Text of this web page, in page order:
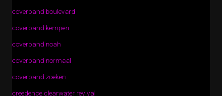
coverband boulevard
coverband kempen
coverband noah
coverband normaal
coverband zoeken
creedence clearwater revival